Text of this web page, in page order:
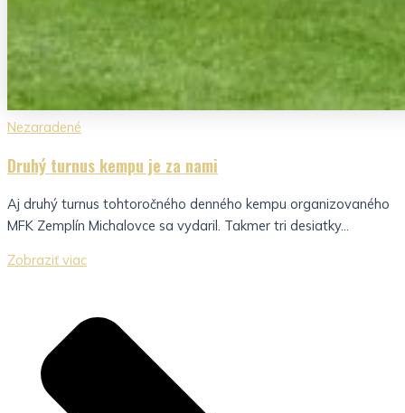
Nezaradené
Druhý turnus kempu je za nami
Aj druhý turnus tohtoročného denného kempu organizovaného
MFK Zemplín Michalovce sa vydaril. Takmer tri desiatky...
Zobraziť viac